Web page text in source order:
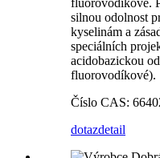
fluorovodíkové.
silnou odolnost
kyselinám a
speciálních
acidobazickou
fluorovodíkové).
Číslo CAS:
dotazdetail